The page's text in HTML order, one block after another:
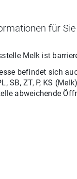
für Sie
Melk ist
befindet sich
SB, ZT, P, KS (Melk
abweichende